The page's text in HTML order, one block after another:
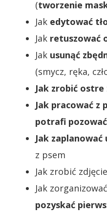
(tworzenie
Jak edytować
Jak retuszować
Jak usunąć
(smycz, ręka,
Jak zrobić ostre
Jak pracować z
potrafi
Jak
z psem
Jak zrobić
Jak zorganizować
pozyskać